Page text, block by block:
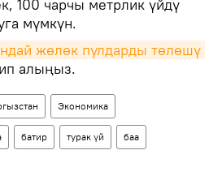
100 чарчы метрлик үйдү
мүмкүн.
жөлөк пулдарды төлөшү
алыңыз.
Экономика
батир турак үй баа